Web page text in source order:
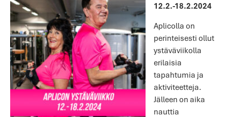
12.2.-18.2.2024
Aplicolla on
perinteisesti ollut
ystäväviikolla
erilaisia
tapahtumia ja
aktiviteetteja.
Jälleen on aika
nauttia